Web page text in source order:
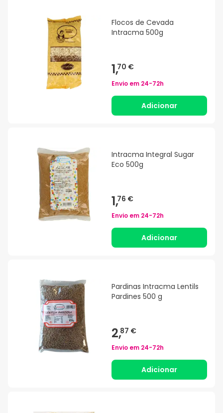
Flocos de Cevada
Intracma 500g
1,70 €
Envio em 24-72h
Adicionar
Intracma Integral Sugar
Eco 500g
1,76 €
Envio em 24-72h
Adicionar
Pardinas Intracma Lentils
Pardines 500 g
2,87 €
Envio em 24-72h
Adicionar